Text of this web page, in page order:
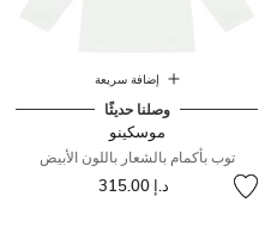
إضافة سريعة
وصلنا حديثًا
موسكينو
توب بأكمام بالشعار باللون الأبيض
د.إ 315.00